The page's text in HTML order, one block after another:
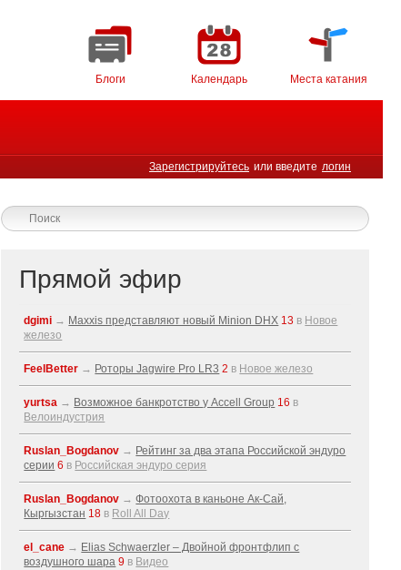
Блоги Календарь Места катания
Зарегистрируйтесь или введите логин
Прямой эфир
dgimi → Maxxis представляют новый Minion DHX 13 в Новое
железо
FeelBetter → Роторы Jagwire Pro LR3 2 в Новое железо
yurtsa → Возможное банкротство у Accell Group 16 в
Велоиндустрия
Ruslan_Bogdanov → Рейтинг за два этапа Российской эндуро
серии 6 в Российская эндуро серия
Ruslan_Bogdanov →Фотоохота в каньоне Ак-Cай,
Кыргызстан 18 в Roll All Day
el_cane → Elias Schwaerzler – Двойной фронтфлип с
воздушного шара 9 в Видео